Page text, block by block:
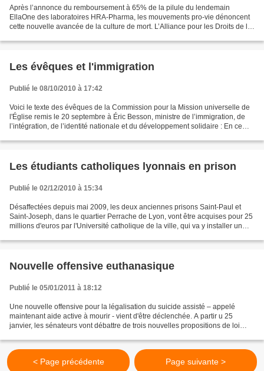
Après l’annonce du remboursement à 65% de la pilule du lendemain
EllaOne des laboratoires HRA-Pharma, les mouvements pro-vie dénoncent
cette nouvelle avancée de la culture de mort. L’Alliance pour les Droits de la
Les évêques et l'immigration
Publié le 08/10/2010 à 17:42
Voici le texte des évêques de la Commission pour la Mission universelle de
l'Église remis le 20 septembre à Éric Besson, ministre de l’immigration, de
l’intégration, de l’identité nationale et du développement solidaire : En ce
Les étudiants catholiques lyonnais en prison
Publié le 02/12/2010 à 15:34
Désaffectées depuis mai 2009, les deux anciennes prisons Saint-Paul et
Saint-Joseph, dans le quartier Perrache de Lyon, vont être acquises pour 25
millions d'euros par l'Université catholique de la ville, qui va y installer un
Nouvelle offensive euthanasique
Publié le 05/01/2011 à 18:12
Une nouvelle offensive pour la légalisation du suicide assisté – appelé
maintenant aide active à mourir - vient d'être déclenchée. A partir u 25
janvier, les sénateurs vont débattre de trois nouvelles propositions de loi
< Page précédente Page suivante >